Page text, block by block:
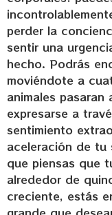
perder la
sentir una
hecho. Podrás
moviéndote a
animales
expresarse a
sentimiento
aceleración de tu
que piensas que
alrededor de
creciente, estás